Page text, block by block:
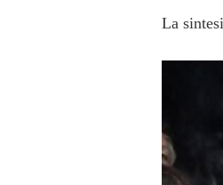
La